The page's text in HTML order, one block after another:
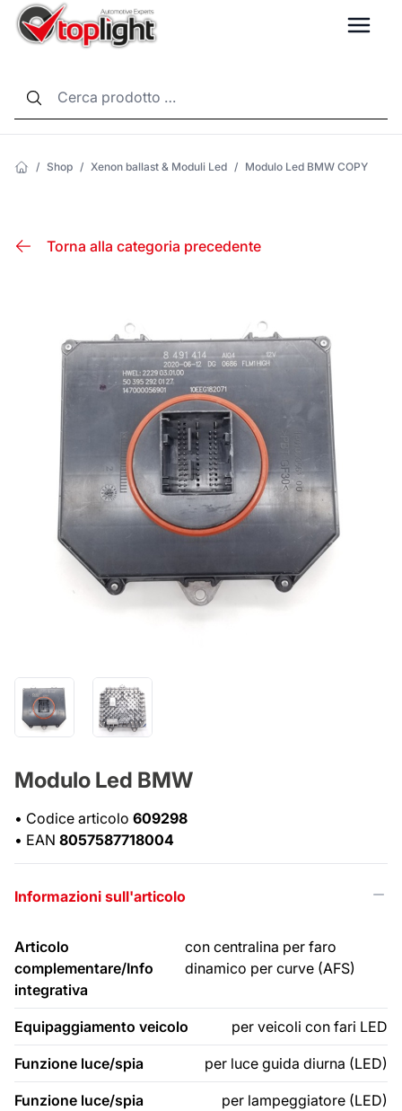
/ Shop / Xenon ballast & Moduli Led / Modulo Led BMW COPY
Torna alla categoria precedente
Modulo Led BMW
• Codice articolo 609298
• EAN 8057587718004
Informazioni sull'articolo
Articolo
complementare/Info
integrativa
con centralina per faro
dinamico per curve (AFS)
Equipaggiamento veicolo per veicoli con fari LED
Funzione luce/spia per luce guida diurna (LED)
Funzione luce/spia per lampeggiatore (LED)